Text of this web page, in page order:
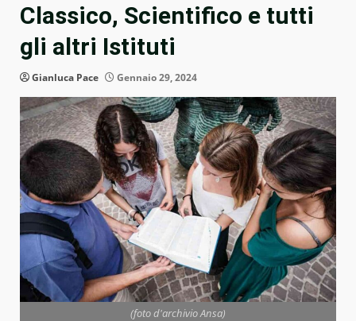
Classico, Scientifico e tutti
gli altri Istituti
Gianluca Pace Gennaio 29, 2024
(foto d'archivio Ansa)